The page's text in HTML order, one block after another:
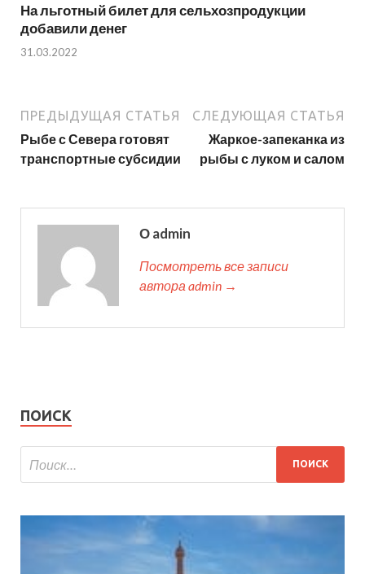
На льготный билет для сельхозпродукции
добавили денег
31.03.2022
ПРЕДЫДУЩАЯ СТАТЬЯ
Рыбе с Севера готовят
транспортные субсидии
СЛЕДУЮЩАЯ СТАТЬЯ
Жаркое-запеканка из
рыбы с луком и салом
О admin
Посмотреть все записи
автора admin →
ПОИСК